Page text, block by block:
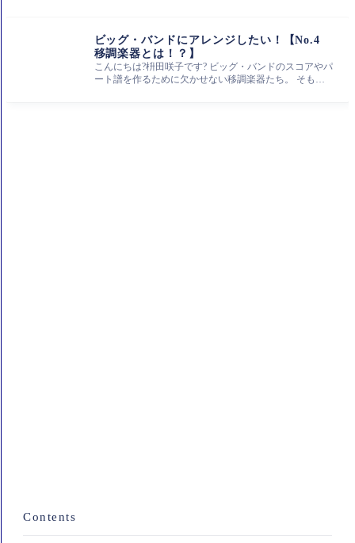
ビッグ・バンドにアレンジしたい！【No.4
移調楽器とは！？】
こんにちは?枡田咲子です? ビッグ・バンドのスコアやパ
ート譜を作るために欠かせない移調楽器たち。 そもそ
Contents